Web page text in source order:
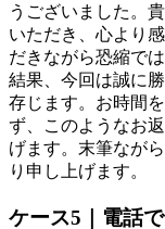
うございました。
いただき、心より
だきながら恐縮で
結果、今回は誠に
存じます。お時間
ず、このようなお
げます。末筆なが
り申し上げます。
ケース5｜電話